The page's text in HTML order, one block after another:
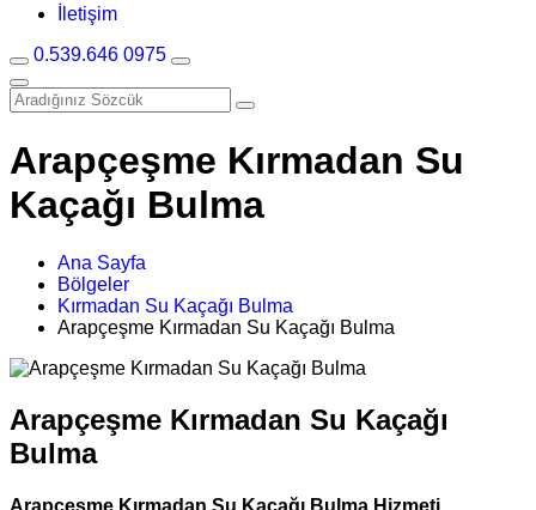
İletişim
0.539.646 0975
Arapçeşme Kırmadan Su
Kaçağı Bulma
Ana Sayfa
Bölgeler
Kırmadan Su Kaçağı Bulma
Arapçeşme Kırmadan Su Kaçağı Bulma
Arapçeşme Kırmadan Su Kaçağı
Bulma